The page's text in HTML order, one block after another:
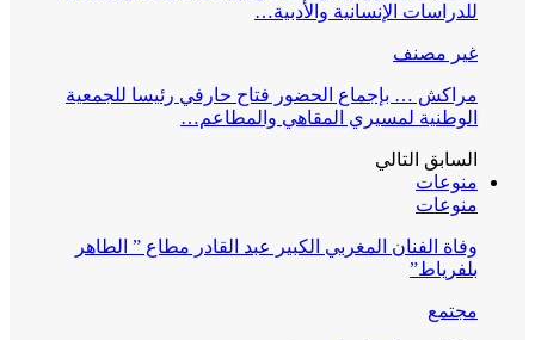
للدراسات الإنسانية والأدبية…
غير مصنف
مراكش … بإجماع الحضور فتاح حارفي رئيسا للجمعية
الوطنية لمسيري المقاهي والمطاعم…
السابق التالي
منوعات
منوعات
وفاة الفنان المغربي الكبير عبد القادر مطاع ” الطاهر
بلفرياط”
مجتمع